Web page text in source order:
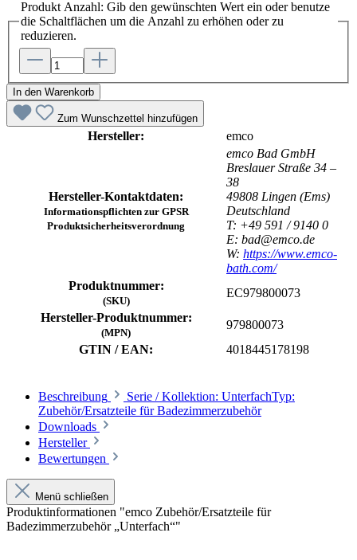
Produkt Anzahl: Gib den gewünschten Wert ein oder benutze
die Schaltflächen um die Anzahl zu erhöhen oder zu
reduzieren.
In den Warenkorb
Zum Wunschzettel hinzufügen
Hersteller: emco
Hersteller-Kontaktdaten:
Informationspflichten zur GPSR
Produktsicherheitsverordnung
emco Bad GmbH
Breslauer Straße 34 –
38
49808 Lingen (Ems)
Deutschland
T: +49 591 / 9140 0
E: bad@emco.de
W: https://www.emco-
bath.com/
Produktnummer:
(SKU)
EC979800073
Hersteller-Produktnummer:
(MPN)
979800073
GTIN / EAN:
4018445178198
Beschreibung
Serie / Kollektion: UnterfachTyp:
Zubehör/Ersatzteile für Badezimmerzubehör
Downloads
Hersteller
Bewertungen
Menü schließen
Produktinformationen "emco Zubehör/Ersatzteile für
Badezimmerzubehör „Unterfach“"